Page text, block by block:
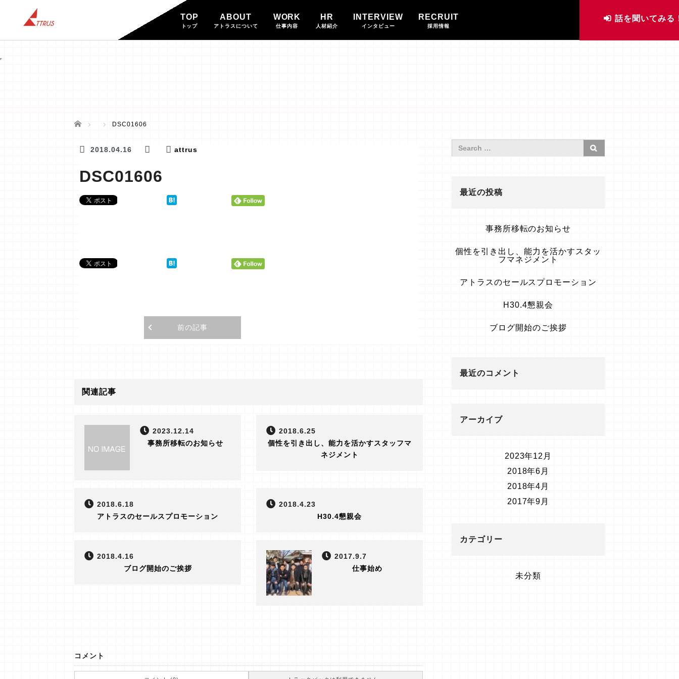
TOP
トップ
ABOUT
アトラスについて
WORK
仕事内容
HR
人材紹介
INTERVIEW
インタビュー
RECRUIT
採用情報
話を聞いてみる
ホーム DSC01606
2018.04.16 attrus
DSC01606
前の記事
関連記事
2023.12.14
事務所移転のお知らせ
2018.6.25
個性を引き出し、能力を活かすスタッフマ
ネジメント
2018.6.18
アトラスのセールスプロモーション
2018.4.23
H30.4懇親会
2018.4.16
ブログ開始のご挨拶
2017.9.7
仕事始め
コメント
最近の投稿
事務所移転のお知らせ
個性を引き出し、能力を活かすスタッ
フマネジメント
アトラスのセールスプロモーション
H30.4懇親会
ブログ開始のご挨拶
最近のコメント
アーカイブ
2023年12月
2018年6月
2018年4月
2017年9月
カテゴリー
未分類